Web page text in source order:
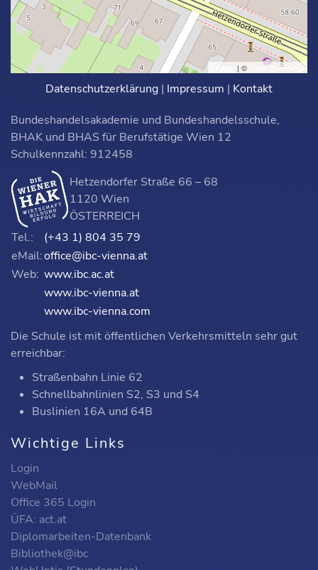
Leaflet | © OpenStreetMap
Datenschutzerklärung | Impressum | Kontakt
Bundeshandelsakademie und Bundeshandelsschule,
BHAK und BHAS für Berufstätige Wien 12
Schulkennzahl: 912458
Hetzendorfer Straße 66 – 68
1120 Wien
ÖSTERREICH
Tel.:
(+43 1) 804 35 79
eMail:office@ibc-vienna.at
Web: www.ibc.ac.at
www.ibc-vienna.at
www.ibc-vienna.com
Die Schule ist mit öffentlichen Verkehrsmitteln sehr gut
erreichbar:
Straßenbahn Linie 62
Schnellbahnlinien S2, S3 und S4
Buslinien 16A und 64B
Wichtige Links
Login
WebMail
Office 365 Login
ÜFA: act.at
Diplomarbeiten-Datenbank
Bibliothek@ibc